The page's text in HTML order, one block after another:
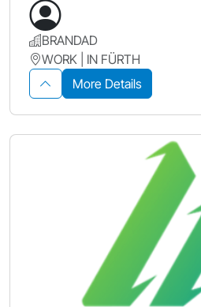
BRANDAD
WORK | IN FÜRTH
More Details